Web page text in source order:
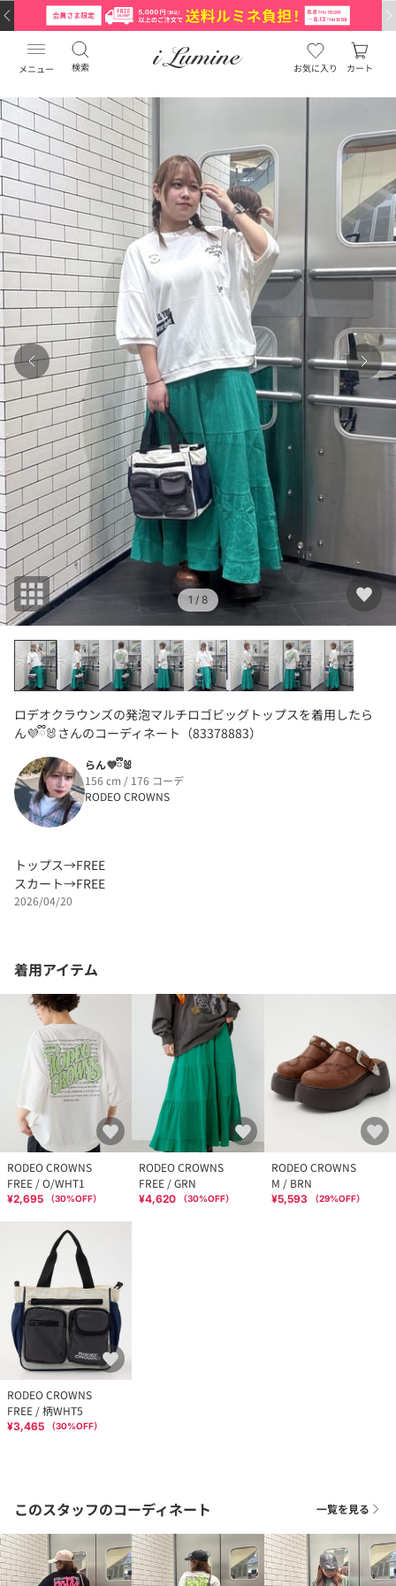
メニュー 検索 お気に入り カート
1 / 8
ロデオクラウンズの発泡マルチロゴビッグトップスを着用したら
ん💜ྀི🐰さんのコーディネート（83378883）
らん💜ྀི🐰
156 cm / 176 コーデ
RODEO CROWNS
トップス→FREE
スカート→FREE
2026/04/20
着用アイテム
RODEO CROWNS
FREE / O/WHT1
¥2,695 （30%OFF）
RODEO CROWNS
FREE / GRN
¥4,620 （30%OFF）
RODEO CROWNS
M / BRN
¥5,593 （29%OFF）
RODEO CROWNS
FREE / 柄WHT5
¥3,465 （30%OFF）
このスタッフのコーディネート 一覧を見る